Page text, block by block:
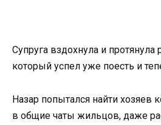
Супруга вздохнула и протянула
который успел уже поесть и
Назар попытался найти хозяев
в общие чаты жильцов, даже